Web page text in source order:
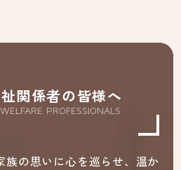
関係者の皆様へ
PROFESSIONALS
族の思いに心を巡らせ、温か